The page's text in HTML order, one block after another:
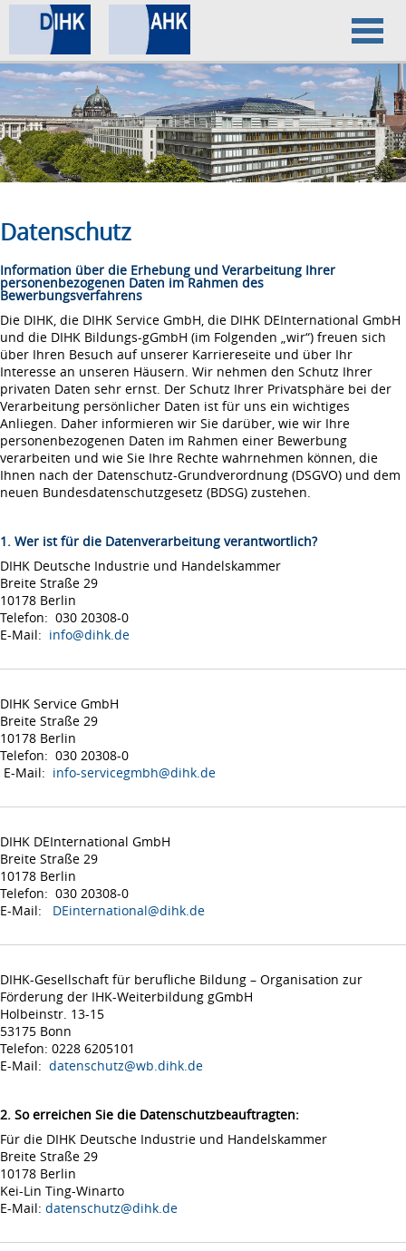
Home
Datenschutz
Impressum
Datenschutz
Information über die Erhebung und Verarbeitung Ihrer
personenbezogenen Daten im Rahmen des
Bewerbungsverfahrens
Die DIHK, die DIHK Service GmbH, die DIHK DEInternational GmbH
und die DIHK Bildungs-gGmbH (im Folgenden „wir“) freuen sich
über Ihren Besuch auf unserer Karriereseite und über Ihr
Interesse an unseren Häusern. Wir nehmen den Schutz Ihrer
privaten Daten sehr ernst. Der Schutz Ihrer Privatsphäre bei der
Verarbeitung persönlicher Daten ist für uns ein wichtiges
Anliegen. Daher informieren wir Sie darüber, wie wir Ihre
personenbezogenen Daten im Rahmen einer Bewerbung
verarbeiten und wie Sie Ihre Rechte wahrnehmen können, die
Ihnen nach der Datenschutz-Grundverordnung (DSGVO) und dem
neuen Bundesdatenschutzgesetz (BDSG) zustehen.
1. Wer ist für die Datenverarbeitung verantwortlich?
DIHK Deutsche Industrie und Handelskammer
Breite Straße 29
10178 Berlin
Telefon: 030 20308-0
E-Mail: info@dihk.de
DIHK Service GmbH
Breite Straße 29
10178 Berlin
Telefon: 030 20308-0
E-Mail: info-servicegmbh@dihk.de
DIHK DEInternational GmbH
Breite Straße 29
10178 Berlin
Telefon: 030 20308-0
E-Mail: DEinternational@dihk.de
DIHK-Gesellschaft für berufliche Bildung – Organisation zur
Förderung der IHK-Weiterbildung gGmbH
Holbeinstr. 13-15
53175 Bonn
Telefon: 0228 6205101
E-Mail: datenschutz@wb.dihk.de
2. So erreichen Sie die Datenschutzbeauftragten:
Für die DIHK Deutsche Industrie und Handelskammer
Breite Straße 29
10178 Berlin
Kei-Lin Ting-Winarto
E-Mail: datenschutz@dihk.de